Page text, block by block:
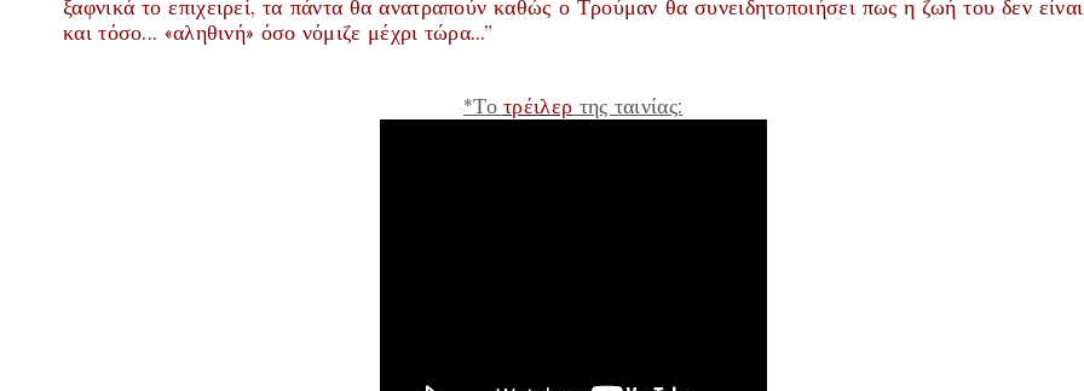
ξαφνικά το επιχειρεί, τα πάντα θα ανατραπούν καθώς ο Τρούμαν θα συνειδητοποιήσει πως η ζωή του δεν είναι
και τόσο... «αληθινή» όσο νόμιζε μέχρι τώρα...”
*Τοτρέιλερ της ταινίας: